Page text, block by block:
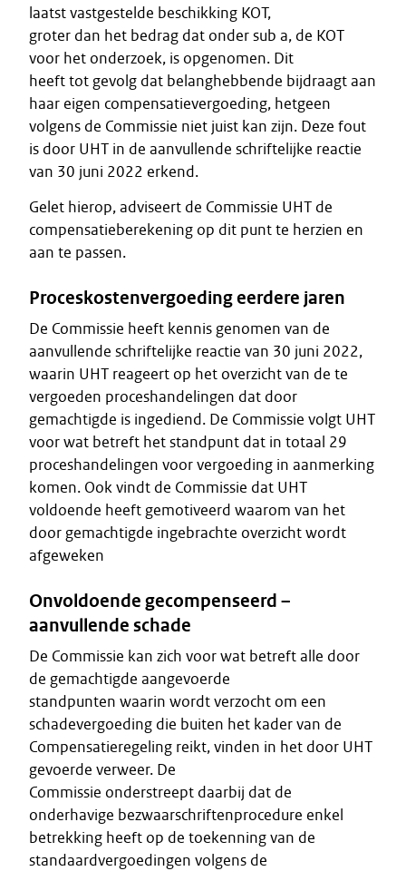
laatst vastgestelde beschikking KOT,
groter dan het bedrag dat onder sub a, de KOT
voor het onderzoek, is opgenomen. Dit
heeft tot gevolg dat belanghebbende bijdraagt aan
haar eigen compensatievergoeding, hetgeen
volgens de Commissie niet juist kan zijn. Deze fout
is door UHT in de aanvullende schriftelijke reactie
van 30 juni 2022 erkend.
Gelet hierop, adviseert de Commissie UHT de
compensatieberekening op dit punt te herzien en
aan te passen.
Proceskostenvergoeding eerdere jaren
De Commissie heeft kennis genomen van de
aanvullende schriftelijke reactie van 30 juni 2022,
waarin UHT reageert op het overzicht van de te
vergoeden proceshandelingen dat door
gemachtigde is ingediend. De Commissie volgt UHT
voor wat betreft het standpunt dat in totaal 29
proceshandelingen voor vergoeding in aanmerking
komen. Ook vindt de Commissie dat UHT
voldoende heeft gemotiveerd waarom van het
door gemachtigde ingebrachte overzicht wordt
afgeweken
Onvoldoende gecompenseerd –
aanvullende schade
De Commissie kan zich voor wat betreft alle door
de gemachtigde aangevoerde
standpunten waarin wordt verzocht om een
schadevergoeding die buiten het kader van de
Compensatieregeling reikt, vinden in het door UHT
gevoerde verweer. De
Commissie onderstreept daarbij dat de
onderhavige bezwaarschriftenprocedure enkel
betrekking heeft op de toekenning van de
standaardvergoedingen volgens de